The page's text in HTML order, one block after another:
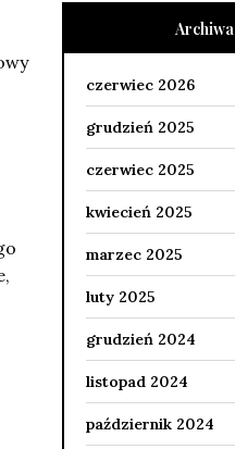
Archiwa
czerwiec 2026
grudzień 2025
czerwiec 2025
kwiecień 2025
marzec 2025
luty 2025
grudzień 2024
listopad 2024
październik 2024